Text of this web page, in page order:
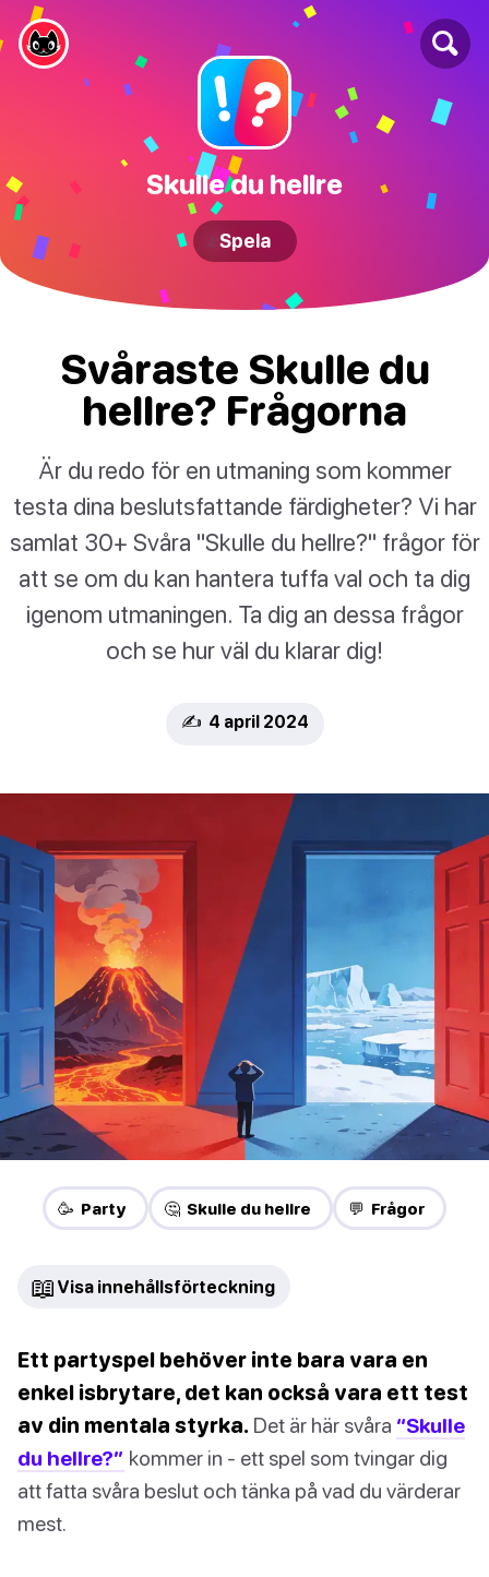
Skulle du hellre
Spela
Svåraste Skulle du
hellre? Frågorna
Är du redo för en utmaning som kommer
testa dina beslutsfattande färdigheter? Vi har
samlat 30+ Svåra "Skulle du hellre?" frågor för
att se om du kan hantera tuffa val och ta dig
igenom utmaningen. Ta dig an dessa frågor
och se hur väl du klarar dig!
✍️ 4 april 2024
🥳 Party 🤔 Skulle du hellre 💬 Frågor
📖 Visa innehållsförteckning
Ett partyspel behöver inte bara vara en
enkel isbrytare, det kan också vara ett test
av din mentala styrka. Det är här svåra “Skulle
du hellre?” kommer in - ett spel som tvingar dig
att fatta svåra beslut och tänka på vad du värderar
mest.